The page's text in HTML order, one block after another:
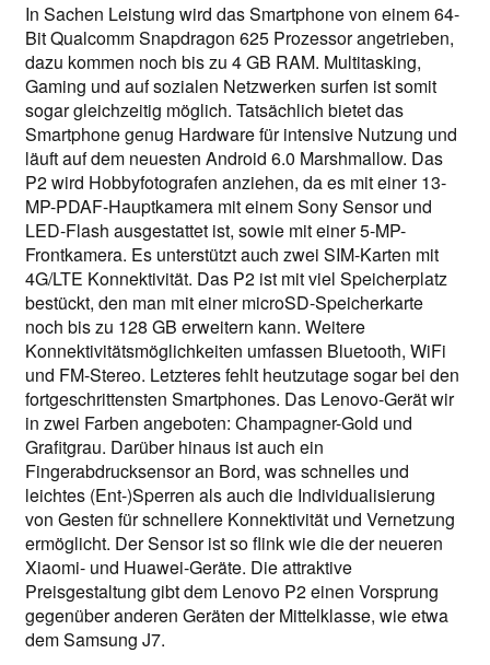
In Sachen Leistung wird das Smartphone von einem 64-
Bit Qualcomm Snapdragon 625 Prozessor angetrieben,
dazu kommen noch bis zu 4 GB RAM. Multitasking,
Gaming und auf sozialen Netzwerken surfen ist somit
sogar gleichzeitig möglich. Tatsächlich bietet das
Smartphone genug Hardware für intensive Nutzung und
läuft auf dem neuesten Android 6.0 Marshmallow. Das
P2 wird Hobbyfotografen anziehen, da es mit einer 13-
MP-PDAF-Hauptkamera mit einem Sony Sensor und
LED-Flash ausgestattet ist, sowie mit einer 5-MP-
Frontkamera. Es unterstützt auch zwei SIM-Karten mit
4G/LTE Konnektivität. Das P2 ist mit viel Speicherplatz
bestückt, den man mit einer microSD-Speicherkarte
noch bis zu 128 GB erweitern kann. Weitere
Konnektivitätsmöglichkeiten umfassen Bluetooth, WiFi
und FM-Stereo. Letzteres fehlt heutzutage sogar bei den
fortgeschrittensten Smartphones. Das Lenovo-Gerät wir
in zwei Farben angeboten: Champagner-Gold und
Grafitgrau. Darüber hinaus ist auch ein
Fingerabdrucksensor an Bord, was schnelles und
leichtes (Ent-)Sperren als auch die Individualisierung
von Gesten für schnellere Konnektivität und Vernetzung
ermöglicht. Der Sensor ist so flink wie die der neueren
Xiaomi- und Huawei-Geräte. Die attraktive
Preisgestaltung gibt dem Lenovo P2 einen Vorsprung
gegenüber anderen Geräten der Mittelklasse, wie etwa
dem Samsung J7.